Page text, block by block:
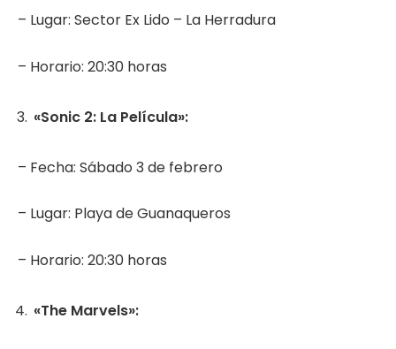
– Lugar: Sector Ex Lido – La Herradura
– Horario: 20:30 horas
«Sonic 2: La Película»:
– Fecha: Sábado 3 de febrero
– Lugar: Playa de Guanaqueros
– Horario: 20:30 horas
«The Marvels»: